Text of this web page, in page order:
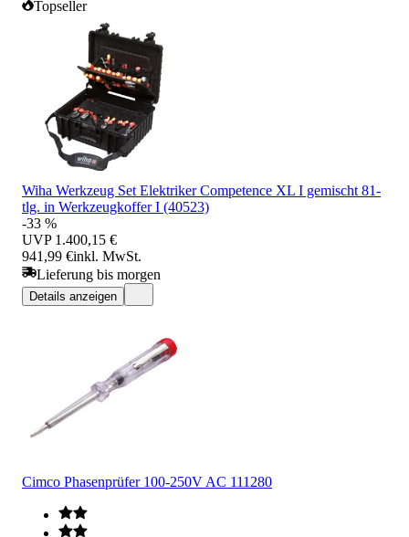
Topseller
Wiha Werkzeug Set Elektriker Competence XL I gemischt 81-
tlg. in Werkzeugkoffer I (40523)
-33 %
UVP 1.400,15 €
941,99 €inkl. MwSt.
Lieferung bis morgen
Details anzeigen
Cimco Phasenprüfer 100-250V AC 111280